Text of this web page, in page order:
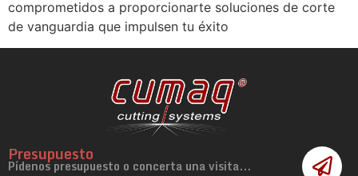
comprometidos a proporcionarte soluciones de corte
de vanguardia que impulsen tu éxito
Presupuesto
Pídenos presupuesto o concerta una visita...